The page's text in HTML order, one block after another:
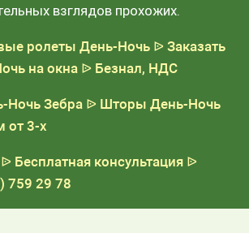
взглядов прохожих.
ролеты День-Ночь ᐉ Заказать
на окна ᐉ Безнал, НДС
Зебра ᐉ Шторы День-Ночь
от 3-х
ᐉ Бесплатная консультация ᐉ
759 29 78